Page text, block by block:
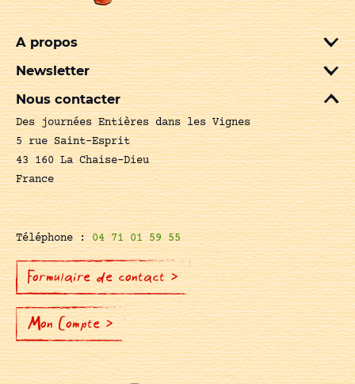
A propos
Newsletter
Nous contacter
Des journées Entières dans les Vignes
5 rue Saint-Esprit
43 160 La Chaise-Dieu
France
Téléphone :04 71 01 59 55
Formulaire de contact >
Mon Compte >